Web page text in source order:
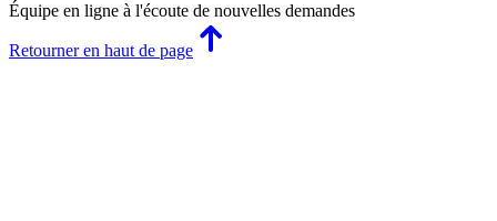
Équipe en ligne à l'écoute de nouvelles demandes
Retourner en haut de page